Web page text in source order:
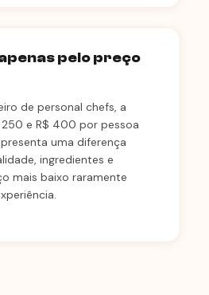
pelo preço
de personal chefs, a
e R$ 400 por pessoa
uma diferença
ingredientes e
mais baixo raramente